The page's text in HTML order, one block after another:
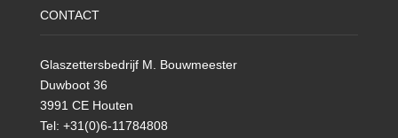
CONTACT
Glaszettersbedrijf M. Bouwmeester
Duwboot 36
3991 CE Houten
Tel: +31(0)6-11784808